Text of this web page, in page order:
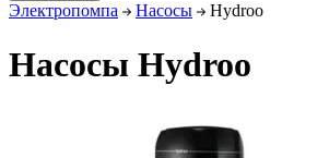
Электропомпа Насосы Hydroo
Насосы Hydroo